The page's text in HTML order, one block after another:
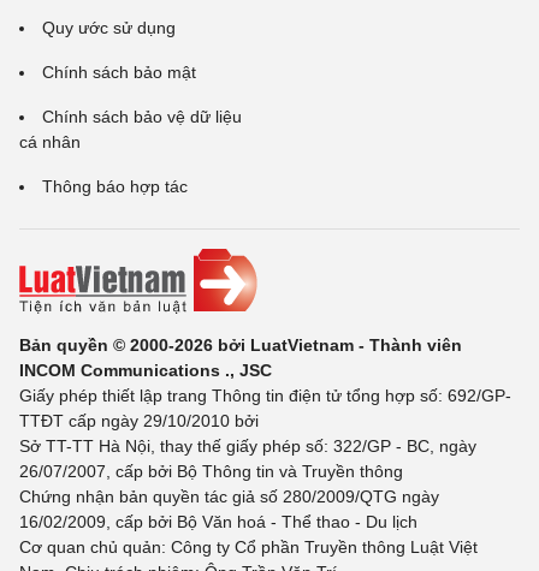
Quy ước sử dụng
Chính sách bảo mật
Chính sách bảo vệ dữ liệu
cá nhân
Thông báo hợp tác
Bản quyền © 2000-2026 bởi LuatVietnam - Thành viên
INCOM Communications ., JSC
Giấy phép thiết lập trang Thông tin điện tử tổng hợp số: 692/GP-
TTĐT cấp ngày 29/10/2010 bởi
Sở TT-TT Hà Nội, thay thế giấy phép số: 322/GP - BC, ngày
26/07/2007, cấp bởi Bộ Thông tin và Truyền thông
Chứng nhận bản quyền tác giả số 280/2009/QTG ngày
16/02/2009, cấp bởi Bộ Văn hoá - Thể thao - Du lịch
Cơ quan chủ quản: Công ty Cổ phần Truyền thông Luật Việt